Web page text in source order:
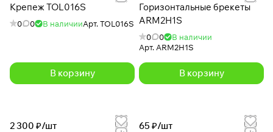
Крепеж TOL016S
0 0 В наличииАрт.TOL016S
В корзину
Горизонтальные брекеты
ARM2H1S
0 0
В наличии
Арт. ARM2H1S
В корзину
2 300 ₽/шт
65 ₽/шт